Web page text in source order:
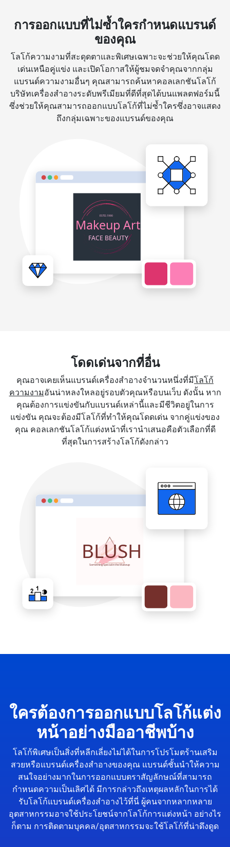
การออกแบบที่ไม่ซ้ำใครกำหนดแบรนด์
ของคุณ
โลโก้ความงามที่สะดุดตาและพิเศษเฉพาะจะช่วยให้คุณโดด
เด่นเหนือคู่แข่ง และเปิดโอกาสให้ผู้ชมจดจำคุณจากกลุ่ม
แบรนด์ความงามอื่นๆ คุณสามารถค้นหาคอลเลกชันโลโก้
บริษัทเครื่องสำอางระดับพรีเมียมที่ดีที่สุดได้บนแพลตฟอร์มนี้
ซึ่งช่วยให้คุณสามารถออกแบบโลโก้ที่ไม่ซ้ำใครซึ่งอาจแสดง
ถึงกลุ่มเฉพาะของแบรนด์ของคุณ
โดดเด่นจากที่อื่น
คุณอาจเคยเห็นแบรนด์เครื่องสำอางจำนวนหนึ่งที่มีโลโก้
ความงามอันน่าหลงใหลอยู่รอบตัวคุณหรือบนเว็บ ดังนั้น หาก
คุณต้องการแข่งขันกับแบรนด์เหล่านี้และมีชีวิตอยู่ในการ
แข่งขัน คุณจะต้องมีโลโก้ที่ทำให้คุณโดดเด่น จากคู่แข่งของ
คุณ คอลเลกชันโลโก้แต่งหน้าที่เรานำเสนอคือตัวเลือกที่ดี
ที่สุดในการสร้างโลโก้ดังกล่าว
ใครต้องการออกแบบโลโก้แต่ง
หน้าอย่างมืออาชีพบ้าง
โลโก้พิเศษเป็นสิ่งที่หลีกเลี่ยงไม่ได้ในการโปรโมตร้านเสริม
สวยหรือแบรนด์เครื่องสำอางของคุณ แบรนด์ชั้นนำให้ความ
สนใจอย่างมากในการออกแบบตราสัญลักษณ์ที่สามารถ
กำหนดความเป็นเลิศได้ มีการกล่าวถึงเหตุผลหลักในการได้
รับโลโก้แบรนด์เครื่องสำอางไว้ที่นี่ ผู้คนจากหลากหลาย
อุตสาหกรรมอาจใช้ประโยชน์จากโลโก้การแต่งหน้า อย่างไร
ก็ตาม การติดตามบุคคล/อุตสาหกรรมจะใช้โลโก้ที่น่าดึงดูด